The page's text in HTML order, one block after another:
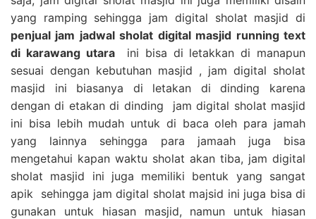
yang ramping sehingga jam digital sholat masjid di
penjual jam jadwal sholat digital masjid running text
di karawang utaraini bisa di letakkan di manapun
sesuai dengan kebutuhan masjid , jam digital sholat
masjid ini biasanya di letakan di dinding karena
dengan di etakan di dinding jam digital sholat masjid
ini bisa lebih mudah untuk di baca oleh para jamah
yang lainnya sehingga para jamaah juga bisa
mengetahui kapan waktu sholat akan tiba, jam digital
sholat masjid ini juga memiliki bentuk yang sangat
apik sehingga jam digital sholat majsid ini juga bisa di
gunakan untuk hiasan masjid, namun untuk hiasan